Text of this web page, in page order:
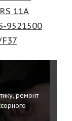
11A
9521500
ремонт